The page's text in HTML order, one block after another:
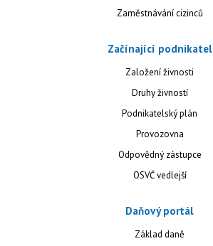
Zaměstnávání cizinců
Začínající podnikatel
Založení živnosti
Druhy živností
Podnikatelský plán
Provozovna
Odpovědný zástupce
OSVČ vedlejší
Daňový portál
Základ daně